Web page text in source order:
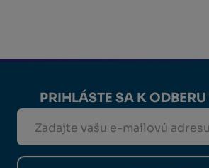
PRIHLÁSTE SA K